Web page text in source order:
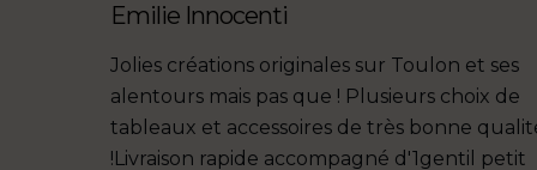
Emilie Innocenti
Jolies créations originales sur Toulon et ses
alentours mais pas que ! Plusieurs choix de
tableaux et accessoires de très bonne
!Livraison rapide accompagné d'1gentil petit